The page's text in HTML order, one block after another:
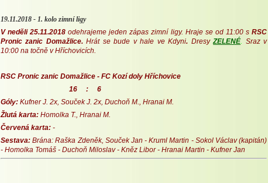
19.11.2018 - 1. kolo zimní ligy
V neděli 25.11.2018 odehrajeme jeden zápas zimní ligy. Hraje se od 11:00 s RSC
Pronic zanic Domažlice.Hrát se bude v hale ve Kdyni. DresyZELENÉ. Sraz v
10:00 na točně v Hříchovicích.
RSC Pronic zanic Domažlice - FC Kozí doly Hříchovice
16 : 6
Góly: Kufner J. 2x, Souček J. 2x, Duchoň M., Hranai M.
Žlutá karta: Homolka T., Hranai M.
Červená karta: -
Sestava: Brána: Raška Zdeněk, Souček Jan - Kruml Martin - Sokol Václav (kapitán)
- Homolka Tomáš - Duchoň Miloslav - Kněz Libor - Hranai Martin - Kufner Jan